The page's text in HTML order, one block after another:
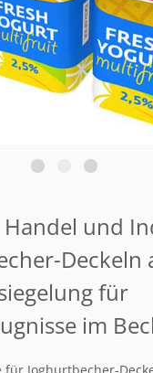
und
Deckeln
für
im
Joghurtbecher-